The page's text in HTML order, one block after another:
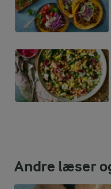
Andre læser